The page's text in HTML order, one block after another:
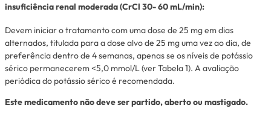
insuficiência renal moderada (CrCl 30- 60 mL/min):
Devem iniciar o tratamento com uma dose de 25 mg em dias
alternados, titulada para a dose alvo de 25 mg uma vez ao dia, de
preferência dentro de 4 semanas, apenas se os níveis de potássio
sérico permanecerem <5,0 mmol/L (ver Tabela 1). A avaliação
periódica do potássio sérico é recomendada.
Este medicamento não deve ser partido, aberto ou mastigado.